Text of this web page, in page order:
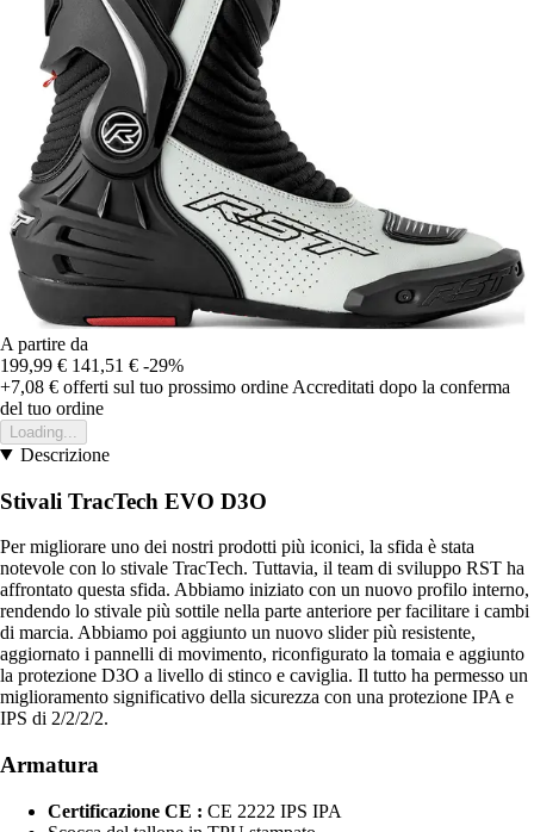
A partire da
199,99 € 141,51 € -29%
+7,08 € offerti sul tuo prossimo ordine Accreditati dopo la conferma
del tuo ordine
Loading...
Descrizione
Stivali TracTech EVO D3O
Per migliorare uno dei nostri prodotti più iconici, la sfida è stata
notevole con lo stivale TracTech. Tuttavia, il team di sviluppo RST ha
affrontato questa sfida. Abbiamo iniziato con un nuovo profilo interno,
rendendo lo stivale più sottile nella parte anteriore per facilitare i cambi
di marcia. Abbiamo poi aggiunto un nuovo slider più resistente,
aggiornato i pannelli di movimento, riconfigurato la tomaia e aggiunto
la protezione D3O a livello di stinco e caviglia. Il tutto ha permesso un
miglioramento significativo della sicurezza con una protezione IPA e
IPS di 2/2/2/2.
Armatura
Certificazione CE : CE 2222 IPS IPA